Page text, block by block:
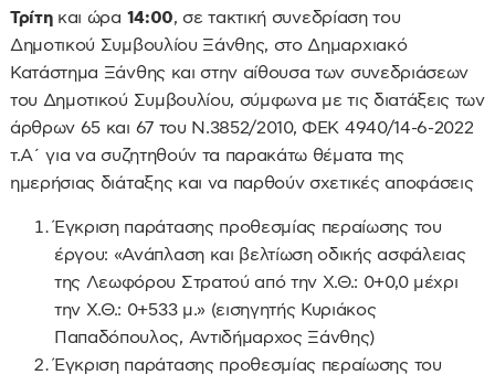
Τρίτη και ώρα 14:00, σε τακτική συνεδρίαση του
Δημοτικού Συμβουλίου Ξάνθης, στο Δημαρχιακό
Κατάστημα Ξάνθης και στην αίθουσα των συνεδριάσεων
του Δημοτικού Συμβουλίου, σύμφωνα με τις διατάξεις των
άρθρων 65 και 67 του Ν.3852/2010, ΦΕΚ 4940/14-6-2022
τ.Α΄ για να συζητηθούν τα παρακάτω θέματα της
ημερήσιας διάταξης και να παρθούν σχετικές αποφάσεις
Έγκριση παράτασης προθεσμίας περαίωσης του
έργου: «Ανάπλαση και βελτίωση οδικής ασφάλειας
της Λεωφόρου Στρατού από την Χ.Θ.: 0+0,0 μέχρι
την Χ.Θ.: 0+533 μ.» (εισηγητής Κυριάκος
Παπαδόπουλος, Αντιδήμαρχος Ξάνθης)
Έγκριση παράτασης προθεσμίας περαίωσης του